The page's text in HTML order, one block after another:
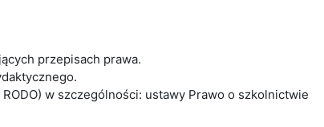
przepisach prawa.
w szczególności: ustawy Prawo o szkolnictwie